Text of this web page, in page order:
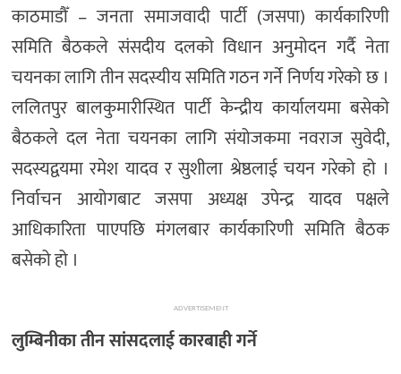
काठमाडौँ – जनता समाजवादी पार्टी (जसपा) कार्यकारिणी
समिति बैठकले संसदीय दलको विधान अनुमोदन गर्दै नेता
चयनका लागि तीन सदस्यीय समिति गठन गर्ने निर्णय गरेको छ ।
ललितपुर बालकुमारीस्थित पार्टी केन्द्रीय कार्यालयमा बसेको
बैठकले दल नेता चयनका लागि संयोजकमा नवराज सुवेदी,
सदस्यद्वयमा रमेश यादव र सुशीला श्रेष्ठलाई चयन गरेको हो ।
निर्वाचन आयोगबाट जसपा अध्यक्ष उपेन्द्र यादव पक्षले
आधिकारिता पाएपछि मंगलबार कार्यकारिणी समिति बैठक
बसेको हो ।
ADVERTISEMENT
लुम्बिनीका तीन सांसदलाई कारबाही गर्ने